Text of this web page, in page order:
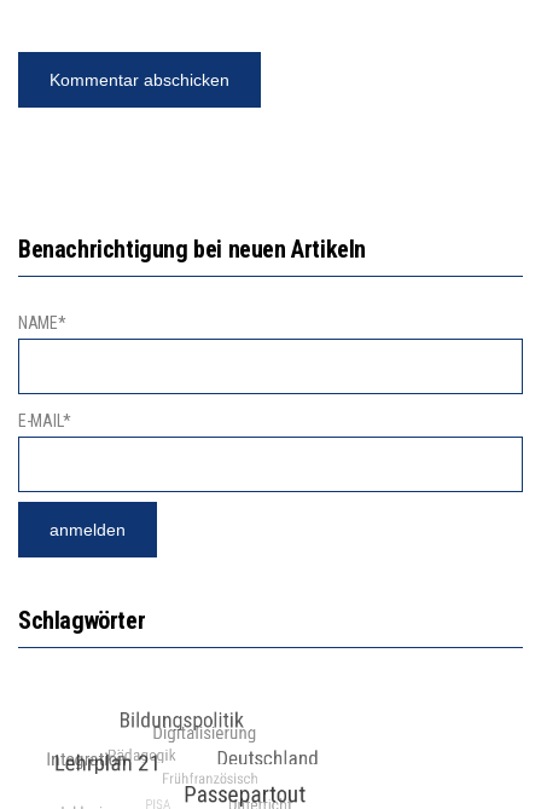
Benachrichtigung bei neuen Artikeln
NAME*
E-MAIL*
Schlagwörter